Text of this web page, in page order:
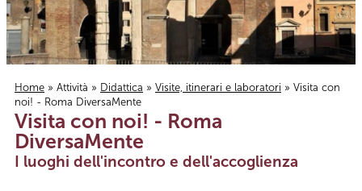
Tu sei qui
Home » Attività » Didattica » Visite, itinerari e laboratori » Visita con
noi! - Roma DiversaMente
Visita con noi! - Roma
DiversaMente
I luoghi dell'incontro e dell'accoglienza